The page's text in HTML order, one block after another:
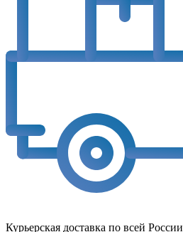
Курьерская доставка по всей России